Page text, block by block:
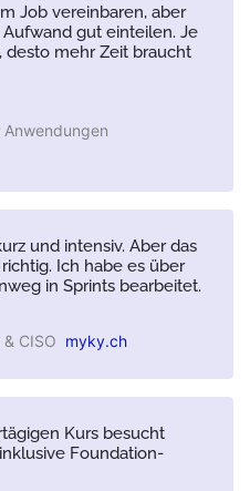
Job vereinbaren, aber
gut einteilen. Je
desto mehr Zeit braucht
und intensiv. Aber das
Ich habe es über
in Sprints bearbeitet.
& CISO myky.ch
Kurs besucht
Foundation-